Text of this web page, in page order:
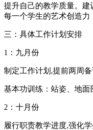
提升自己的教学质量。建
每一个学生的艺术创造力
三：具体工作计划安排
1：九月份
制定工作计划,提前两周备
基本功训练：站姿、地面
2：十月份
履行职责教学进度,强化